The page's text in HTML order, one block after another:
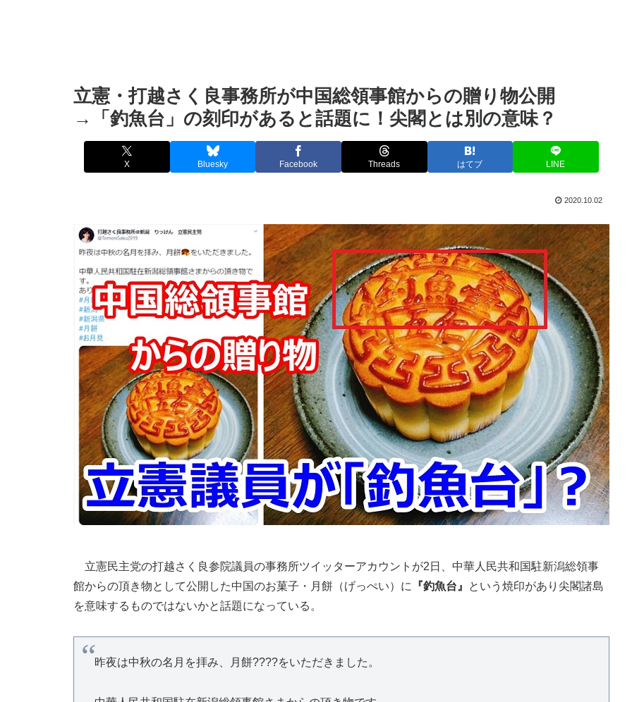
立憲・打越さく良事務所が中国総領事館からの贈り物公開
→「釣魚台」の刻印があると話題に！尖閣とは別の意味？
X Bluesky Facebook Threads はてブ LINE
2020.10.02
立憲民主党の打越さく良参院議員の事務所ツイッターアカウントが2日、中華人民共和国駐新潟総領事
館からの頂き物として公開した中国のお菓子・月餅（げっぺい）に
『釣魚台』
という焼印があり尖閣諸島
を意味するものではないかと話題になっている。
昨夜は中秋の名月を拝み、月餅????をいただきました。